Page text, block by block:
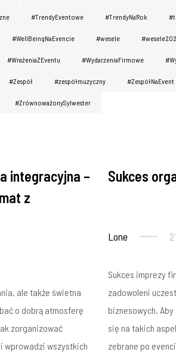
#TrendyEventowe #TrendyNaRok
#WellBeingNaEvencie #wesele
#WrażeniaZEventu #WydarzeniaFirmowe
#Zespół #zespółmuzyczny #ZespółNaEvent
#ZrównoważonySylwester
integracyjna –
z
ale także świetna
o dobrą atmosferę
zorganizować
wprowadzi wszystkich
Imprezy
Sukces
Lone
Sukces imprezy
zadowoleni
biznesowych.
się na takich
zebrane po